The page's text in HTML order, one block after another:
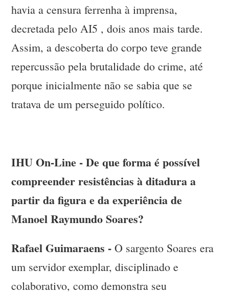
havia a censura ferrenha à imprensa,
decretada pelo AI5 , dois anos mais tarde.
Assim, a descoberta do corpo teve grande
repercussão pela brutalidade do crime, até
porque inicialmente não se sabia que se
tratava de um perseguido político.
IHU On-Line - De que forma é possível
compreender resistências à ditadura a
partir da figura e da experiência de
Manoel Raymundo Soares?
Rafael Guimaraens -O sargento Soares era
um servidor exemplar, disciplinado e
colaborativo, como demonstra seu